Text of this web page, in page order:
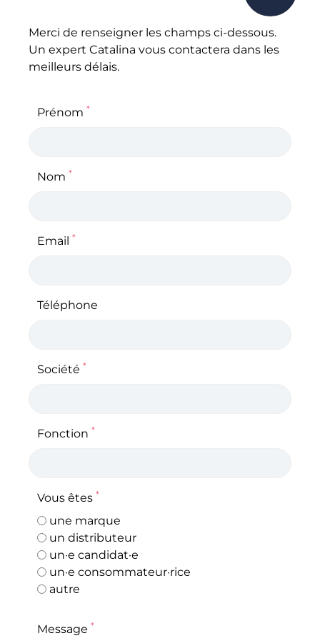
Merci de renseigner les champs ci-dessous.
Un expert Catalina vous contactera dans les
meilleurs délais.
Prénom *
Nom *
Email *
Téléphone
Société *
Fonction *
Vous êtes *
une marque
un distributeur
un·e candidat·e
un·e consommateur·rice
autre
Message *